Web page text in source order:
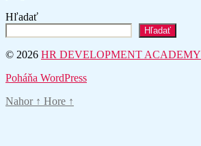
Hľadať
Hľadať
© 2026 HR DEVELOPMENT ACADEMY
Poháňa WordPress
Nahor ↑ Hore ↑